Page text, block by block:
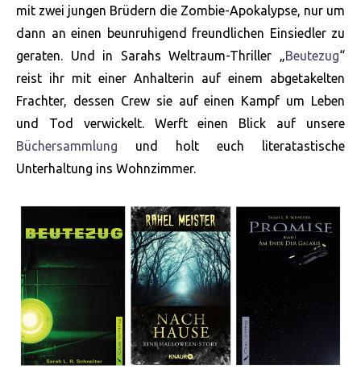
mit zwei jungen Brüdern die Zombie-Apokalypse, nur um
dann an einen beunruhigend freundlichen Einsiedler zu
geraten. Und in Sarahs Weltraum-Thriller „Beutezug“
reist ihr mit einer Anhalterin auf einem abgetakelten
Frachter, dessen Crew sie auf einen Kampf um Leben
und Tod verwickelt. Werft einen Blick auf unsere
Büchersammlung und holt euch literatastische
Unterhaltung ins Wohnzimmer.